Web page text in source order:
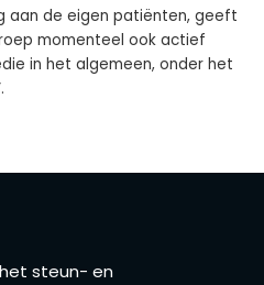
aan de eigen patiënten, geeft
momenteel ook actief
in het algemeen, onder het
steun- en